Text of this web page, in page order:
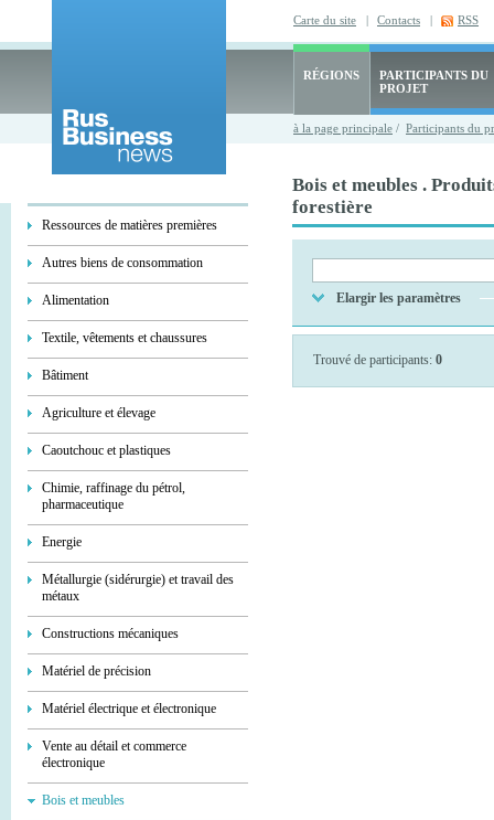
Carte du site | Contacts | RSS
RÉGIONS
PARTICIPANTS DU
PROJET
à la page principale / Participants du
Ressources de matières premières
Autres biens de consommation
Alimentation
Textile, vêtements et chaussures
Bâtiment
Agriculture et élevage
Caoutchouc et plastiques
Chimie, raffinage du pétrol,
pharmaceutique
Energie
Métallurgie (sidérurgie) et travail des
métaux
Constructions mécaniques
Matériel de précision
Matériel électrique et électronique
Vente au détail et commerce
électronique
Bois et meubles
Bois et meubles .
forestière
Elargir les paramètres
Trouvé de participants: 0